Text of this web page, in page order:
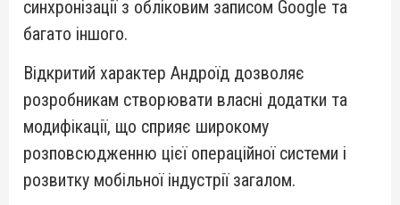
синхронізації з обліковим записом Google та
багато іншого.
Відкритий характер Андроїд дозволяє
розробникам створювати власні додатки та
модифікації, що сприяє широкому
розповсюдженню цієї операційної системи і
розвитку мобільної індустрії загалом.